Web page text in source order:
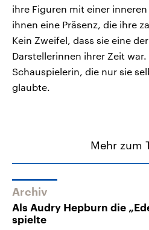
ihre Figuren mit einer
ihnen eine Präsenz, die ihre
Kein Zweifel, dass sie eine
Darstellerinnen ihrer Zeit
Schauspielerin, die nur sie
glaubte.
Mehr zum
Archiv
Als Audry Hepburn die
spielte